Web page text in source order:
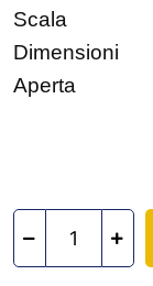
Scala
Dimensioni
Aperta